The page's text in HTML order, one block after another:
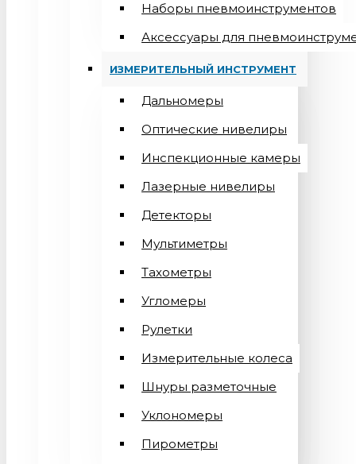
Наборы пневмоинструментов
Аксессуары для
ИЗМЕРИТЕЛЬНЫЙ ИНСТРУМЕНТ
Дальномеры
Оптические нивелиры
Инспекционные камеры
Лазерные нивелиры
Детекторы
Мультиметры
Тахометры
Угломеры
Рулетки
Измерительные колеса
Шнуры разметочные
Уклономеры
Пирометры